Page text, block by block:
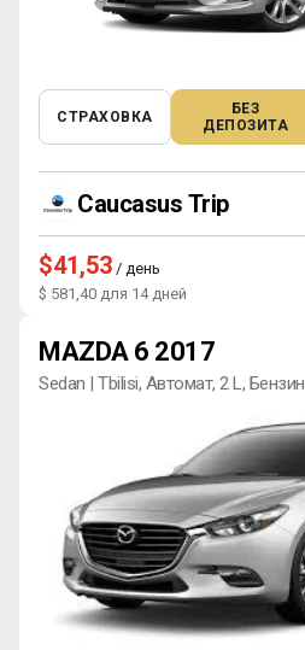
СТРАХОВКА
БЕЗ
ДЕПОЗИТА
Caucasus Trip
$41,53 / день
$ 581,40 для 14 дней
MAZDA 6 2017
Sedan | Tbilisi, Автомат, 2 L, Бензин